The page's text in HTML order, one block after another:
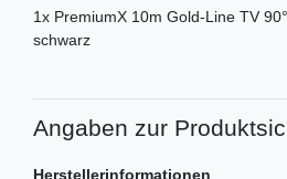
1x PremiumX 10m Gold-Line TV
schwarz
Angaben zur
Herstellerinformationen